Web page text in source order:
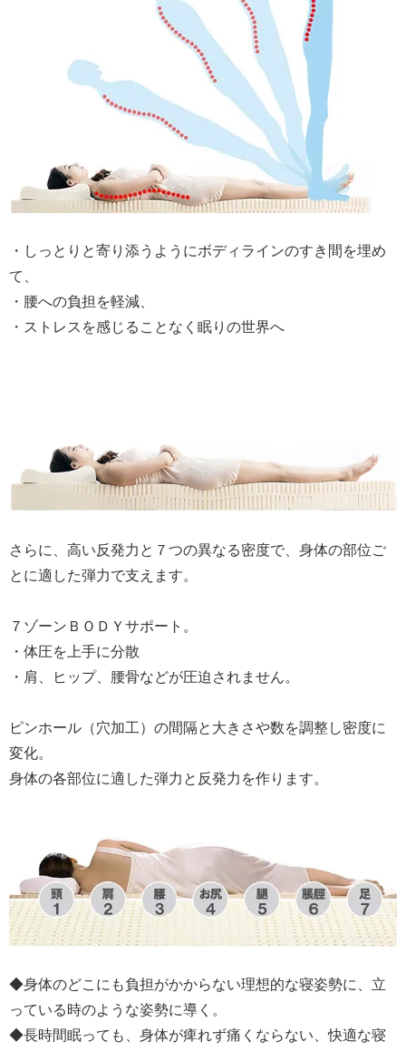
・しっとりと寄り添うようにボディラインのすき間を埋め
て、
・腰への負担を軽減、
・ストレスを感じることなく眠りの世界へ
さらに、高い反発力と７つの異なる密度で、身体の部位ご
とに適した弾力で支えます。
７ゾーンＢＯＤＹサポート。
・体圧を上手に分散
・肩、ヒップ、腰骨などが圧迫されません。
ピンホール（穴加工）の間隔と大きさや数を調整し密度に
変化。
身体の各部位に適した弾力と反発力を作ります。
◆身体のどこにも負担がかからない理想的な寝姿勢に、立
っている時のような姿勢に導く。
◆長時間眠っても、身体が痺れず痛くならない、快適な寝